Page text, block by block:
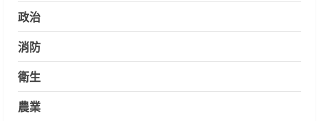
政治
消防
衛生
農業